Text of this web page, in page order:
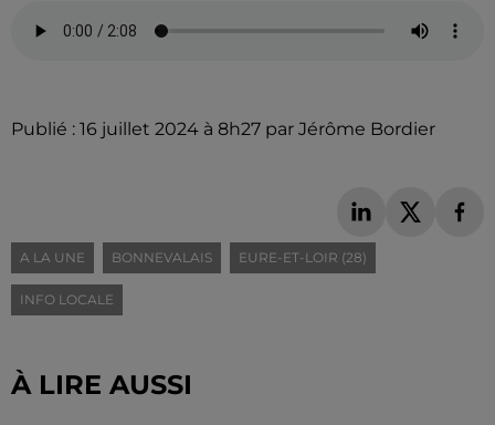
Publié : 16 juillet 2024 à 8h27 par Jérôme Bordier
A LA UNE BONNEVALAIS EURE-ET-LOIR (28)
INFO LOCALE
À LIRE AUSSI